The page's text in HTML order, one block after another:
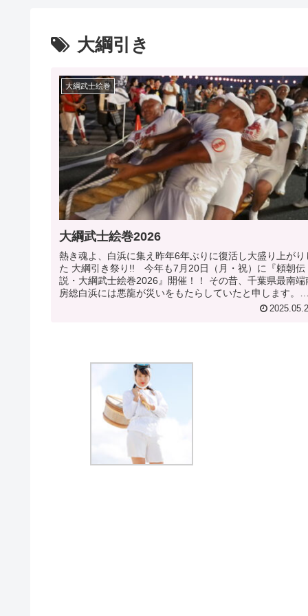
大綱引き
大綱武士絵巻
大綱武士絵巻2026
熱き魂よ、白浜に集え昨年6年ぶりに復活し大盛り上がり
た 大綱引き祭り!! 今年も7月20日（月・祝）に『頼朝伝
説・大綱武士絵巻2026』開催！！ その昔、千葉県最南端南
房総白浜には悪龍が災いをもたらしていたと申します。